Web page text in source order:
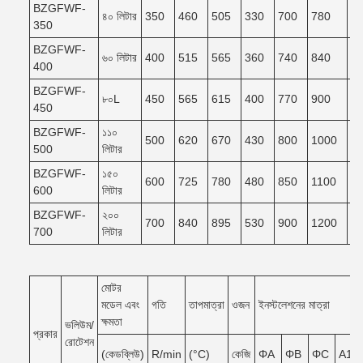
BZGFWF-
350
৪০ লিটার 350 460 505 330 700 780
BZGFWF-
400
৬০ লিটার 400 515 565 360 740 840
BZGFWF-
450
৮০L 450 565 615 400 770 900
BZGFWF-
500
১১০
লিটার
500 620 670 430 800 1000
BZGFWF-
600
১৫০
লিটার
600 725 780 480 850 1100
BZGFWF-
700
২০০
লিটার
700 840 895 530 900 1200
প্রকার
ভলিউম/
রোটেশন
মোটর
মডেল এবং
ক্ষমতা
গতি তাপমাত্রা ওজন ইনস্টলেশনের মাত্রা
(কেডব্লিউ) R/min (°C) কেজি ΦA ΦB ΦC A1